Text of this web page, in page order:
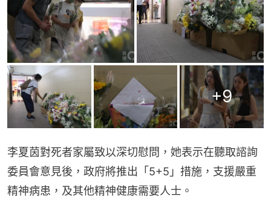
+9
李夏茵對死者家屬致以深切慰問，她表示在聽取諮詢
委員會意見後，政府將推出「5+5」措施，支援嚴重
精神病患，及其他精神健康需要人士。